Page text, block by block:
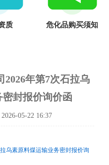
质 危化品购买须知
2026年第7次石拉乌
封报价询价函
05-22 16:37
乌素原料煤运输业务密封报价询